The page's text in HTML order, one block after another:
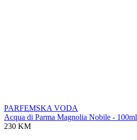
PARFEMSKA VODA
Acqua di Parma Magnolia Nobile - 100ml
230 KM